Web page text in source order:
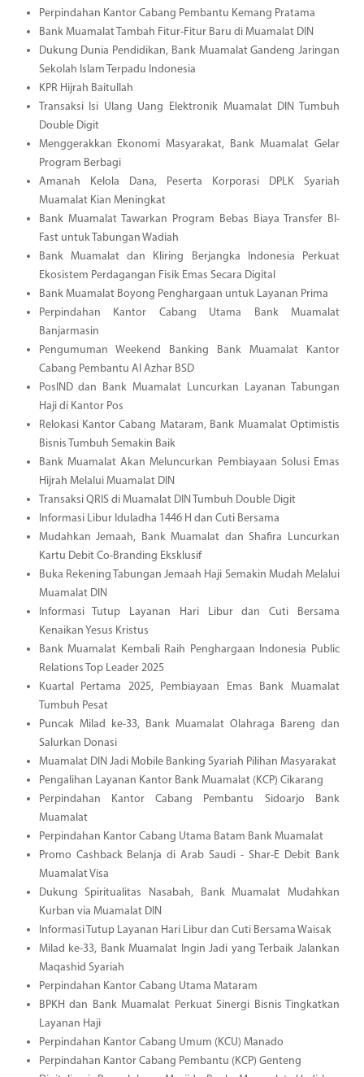
Perpindahan Kantor Cabang Pembantu Kemang Pratama
Bank Muamalat Tambah Fitur-Fitur Baru di Muamalat DIN
Dukung Dunia Pendidikan, Bank Muamalat Gandeng Jaringan
Sekolah Islam Terpadu Indonesia
KPR Hijrah Baitullah
Transaksi Isi Ulang Uang Elektronik Muamalat DIN Tumbuh
Double Digit
Menggerakkan Ekonomi Masyarakat, Bank Muamalat Gelar
Program Berbagi
Amanah Kelola Dana, Peserta Korporasi DPLK Syariah
Muamalat Kian Meningkat
Bank Muamalat Tawarkan Program Bebas Biaya Transfer BI-
Fast untuk Tabungan Wadiah
Bank Muamalat dan Kliring Berjangka Indonesia Perkuat
Ekosistem Perdagangan Fisik Emas Secara Digital
Bank Muamalat Boyong Penghargaan untuk Layanan Prima
Perpindahan Kantor Cabang Utama Bank Muamalat
Banjarmasin
Pengumuman Weekend Banking Bank Muamalat Kantor
Cabang Pembantu Al Azhar BSD
PosIND dan Bank Muamalat Luncurkan Layanan Tabungan
Haji di Kantor Pos
Relokasi Kantor Cabang Mataram, Bank Muamalat Optimistis
Bisnis Tumbuh Semakin Baik
Bank Muamalat Akan Meluncurkan Pembiayaan Solusi Emas
Hijrah Melalui Muamalat DIN
Transaksi QRIS di Muamalat DIN Tumbuh Double Digit
Informasi Libur Iduladha 1446 H dan Cuti Bersama
Mudahkan Jemaah, Bank Muamalat dan Shafira Luncurkan
Kartu Debit Co-Branding Eksklusif
Buka Rekening Tabungan Jemaah Haji Semakin Mudah Melalui
Muamalat DIN
Informasi Tutup Layanan Hari Libur dan Cuti Bersama
Kenaikan Yesus Kristus
Bank Muamalat Kembali Raih Penghargaan Indonesia Public
Relations Top Leader 2025
Kuartal Pertama 2025, Pembiayaan Emas Bank Muamalat
Tumbuh Pesat
Puncak Milad ke-33, Bank Muamalat Olahraga Bareng dan
Salurkan Donasi
Muamalat DIN Jadi Mobile Banking Syariah Pilihan Masyarakat
Pengalihan Layanan Kantor Bank Muamalat (KCP) Cikarang
Perpindahan Kantor Cabang Pembantu Sidoarjo Bank
Muamalat
Perpindahan Kantor Cabang Utama Batam Bank Muamalat
Promo Cashback Belanja di Arab Saudi - Shar-E Debit Bank
Muamalat Visa
Dukung Spiritualitas Nasabah, Bank Muamalat Mudahkan
Kurban via Muamalat DIN
Informasi Tutup Layanan Hari Libur dan Cuti Bersama Waisak
Milad ke-33, Bank Muamalat Ingin Jadi yang Terbaik Jalankan
Maqashid Syariah
Perpindahan Kantor Cabang Utama Mataram
BPKH dan Bank Muamalat Perkuat Sinergi Bisnis Tingkatkan
Layanan Haji
Perpindahan Kantor Cabang Umum (KCU) Manado
Perpindahan Kantor Cabang Pembantu (KCP) Genteng